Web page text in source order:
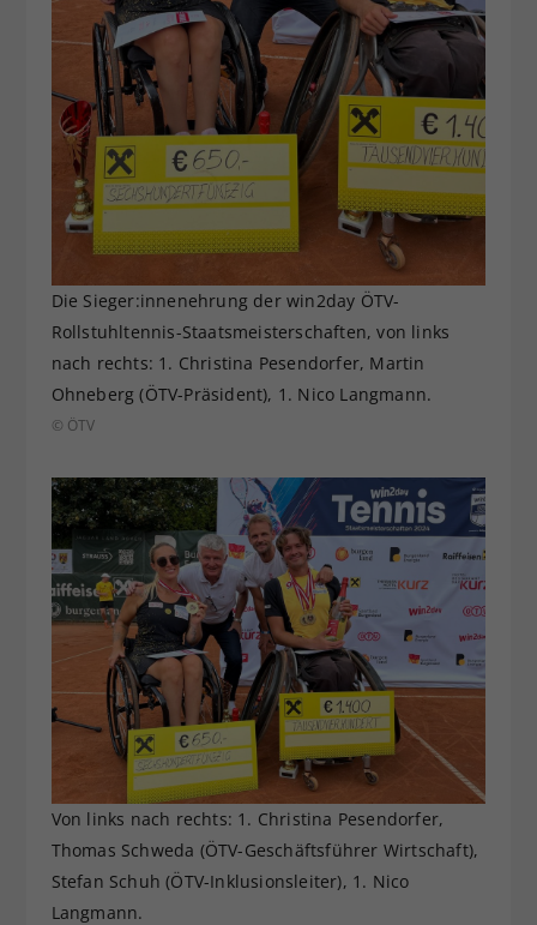
Die Sieger:innenehrung der win2day ÖTV-
Rollstuhltennis-Staatsmeisterschaften, von links
nach rechts: 1. Christina Pesendorfer, Martin
Ohneberg (ÖTV-Präsident), 1. Nico Langmann.
© ÖTV
Von links nach rechts: 1. Christina Pesendorfer,
Thomas Schweda (ÖTV-Geschäftsführer Wirtschaft),
Stefan Schuh (ÖTV-Inklusionsleiter), 1. Nico
Langmann.